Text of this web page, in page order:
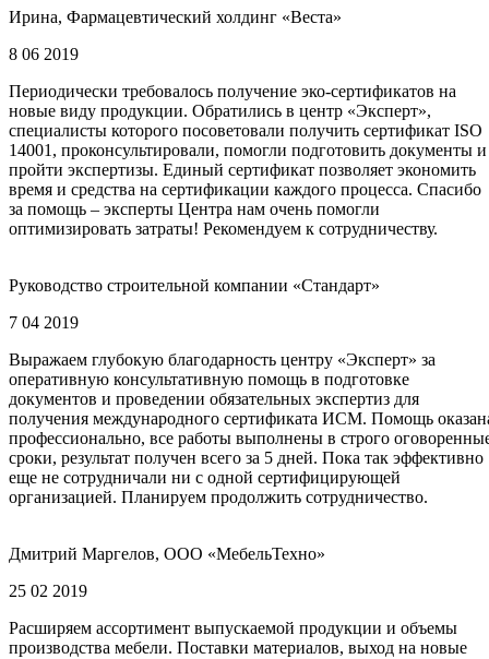
Ирина, Фармацевтический холдинг «Веста»
8 06 2019
Периодически требовалось получение эко-сертификатов на
новые виду продукции. Обратились в центр «Эксперт»,
специалисты которого посоветовали получить сертификат ISO
14001, проконсультировали, помогли подготовить документы и
пройти экспертизы. Единый сертификат позволяет экономить
время и средства на сертификации каждого процесса. Спасибо
за помощь – эксперты Центра нам очень помогли
оптимизировать затраты! Рекомендуем к сотрудничеству.
Руководство строительной компании «Стандарт»
7 04 2019
Выражаем глубокую благодарность центру «Эксперт» за
оперативную консультативную помощь в подготовке
документов и проведении обязательных экспертиз для
получения международного сертификата ИСМ. Помощь
профессионально, все работы выполнены в строго
сроки, результат получен всего за 5 дней. Пока так эффективно
еще не сотрудничали ни с одной сертифицирующей
организацией. Планируем продолжить сотрудничество.
Дмитрий Маргелов, ООО «МебельТехно»
25 02 2019
Расширяем ассортимент выпускаемой продукции и объемы
производства мебели. Поставки материалов, выход на новые